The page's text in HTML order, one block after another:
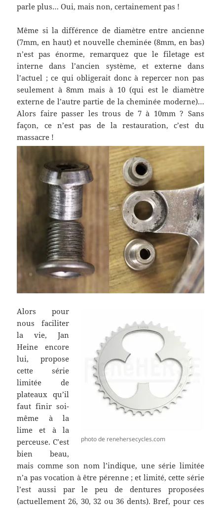
parle plus… Oui, mais non, certainement pas !
Même si la différence de diamètre entre ancienne
(7mm, en haut) et nouvelle cheminée (8mm, en bas)
n’est pas énorme, remarquez que le filetage est
interne dans l’ancien système, et externe dans
l’actuel ; ce qui obligerait donc à repercer non pas
seulement à 8mm mais à 10 (qui est le diamètre
externe de l’autre partie de la cheminée moderne)…
Alors faire passer les trous de 7 à 10mm ? Sans
façon, ce n’est pas de la restauration, c’est du
massacre !
photo de renehersecycles.com
Alors pour
nous faciliter
la vie, Jan
Heine encore
lui, propose
cette série
limitée de
plateaux qu’il
faut finir soi-
même à la
lime et à la
perceuse. C’est
bien beau,
mais comme son nom l’indique, une série limitée
n’a pas vocation à être pérenne ; et limité, cette série
l’est aussi par le peu de dentures proposées
(actuellement 26, 30, 32 ou 36 dents). Bref, pour ces